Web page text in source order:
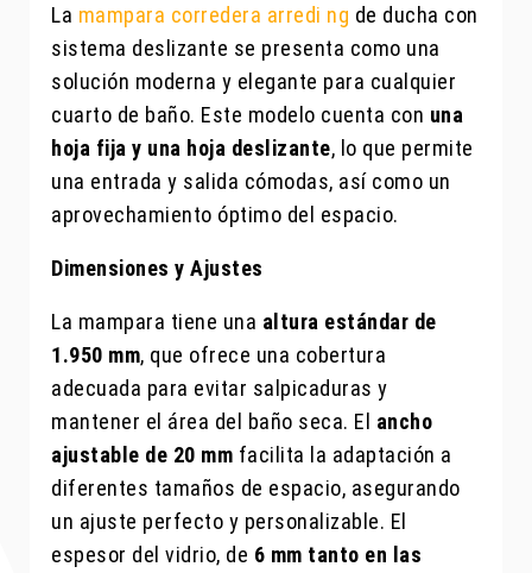
La mampara corredera arredi ng de ducha con
sistema deslizante se presenta como una
solución moderna y elegante para cualquier
cuarto de baño. Este modelo cuenta con una
hoja fija y una hoja deslizante, lo que permite
una entrada y salida cómodas, así como un
aprovechamiento óptimo del espacio.
Dimensiones y Ajustes
La mampara tiene una altura estándar de
1.950 mm, que ofrece una cobertura
adecuada para evitar salpicaduras y
mantener el área del baño seca. El ancho
ajustable de 20 mm facilita la adaptación a
diferentes tamaños de espacio, asegurando
un ajuste perfecto y personalizable. El
espesor del vidrio, de 6 mm tanto en las